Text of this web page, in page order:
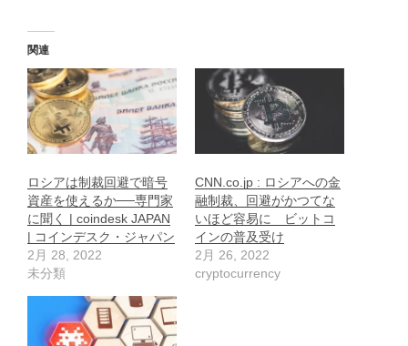
関連
ロシアは制裁回避で暗号
資産を使えるか──専門家
に聞く | coindesk JAPAN
| コインデスク・ジャパン
2月 28, 2022
未分類
CNN.co.jp : ロシアへの金
融制裁、回避がかつてな
いほど容易に ビットコ
インの普及受け
2月 26, 2022
cryptocurrency